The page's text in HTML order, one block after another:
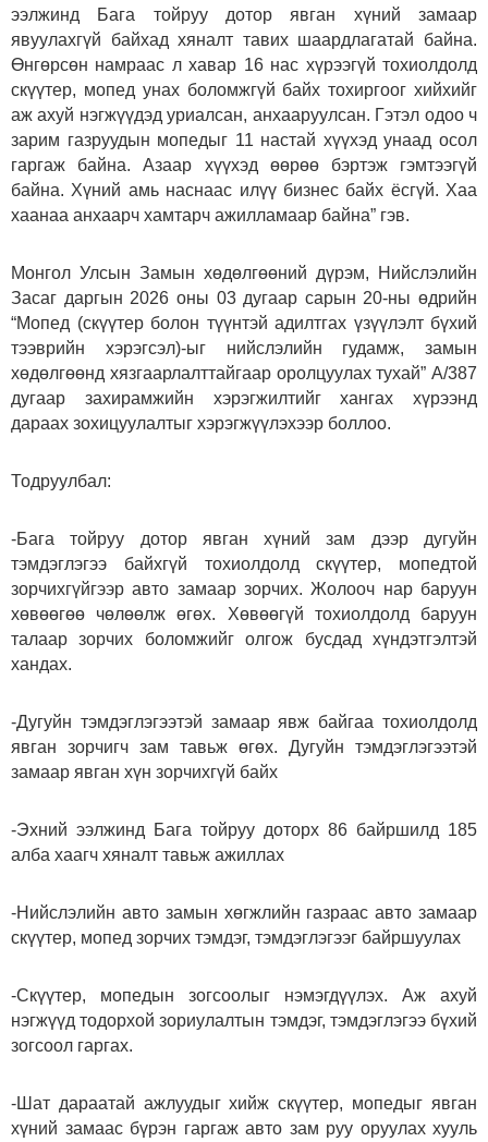
ээлжинд Бага тойруу дотор явган хүний замаар
явуулахгүй байхад хяналт тавих шаардлагатай байна.
Өнгөрсөн намраас л хавар 16 нас хүрээгүй тохиолдолд
скүүтер, мопед унах боломжгүй байх тохиргоог хийхийг
аж ахуй нэгжүүдэд уриалсан, анхааруулсан. Гэтэл одоо ч
зарим газруудын мопедыг 11 настай хүүхэд унаад осол
гаргаж байна. Азаар хүүхэд өөрөө бэртэж гэмтээгүй
байна. Хүний амь наснаас илүү бизнес байх ёсгүй. Хаа
хаанаа анхаарч хамтарч ажилламаар байна” гэв.
Монгол Улсын Замын хөдөлгөөний дүрэм, Нийслэлийн
Засаг даргын 2026 оны 03 дугаар сарын 20-ны өдрийн
“Мопед (скүүтер болон түүнтэй адилтгах үзүүлэлт бүхий
тээврийн хэрэгсэл)-ыг нийслэлийн гудамж, замын
хөдөлгөөнд хязгаарлалттайгаар оролцуулах тухай” А/387
дугаар захирамжийн хэрэгжилтийг хангах хүрээнд
дараах зохицуулалтыг хэрэгжүүлэхээр боллоо.
Тодруулбал:
-Бага тойруу дотор явган хүний зам дээр дугуйн
тэмдэглэгээ байхгүй тохиолдолд скүүтер, мопедтой
зорчихгүйгээр авто замаар зорчих. Жолооч нар баруун
хөвөөгөө чөлөөлж өгөх. Хөвөөгүй тохиолдолд баруун
талаар зорчих боломжийг олгож бусдад хүндэтгэлтэй
хандах.
-Дугуйн тэмдэглэгээтэй замаар явж байгаа тохиолдолд
явган зорчигч зам тавьж өгөх. Дугуйн тэмдэглэгээтэй
замаар явган хүн зорчихгүй байх
-Эхний ээлжинд Бага тойруу доторх 86 байршилд 185
алба хаагч хяналт тавьж ажиллах
-Нийслэлийн авто замын хөгжлийн газраас авто замаар
скүүтер, мопед зорчих тэмдэг, тэмдэглэгээг байршуулах
-Скүүтер, мопедын зогсоолыг нэмэгдүүлэх. Аж ахуй
нэгжүүд тодорхой зориулалтын тэмдэг, тэмдэглэгээ бүхий
зогсоол гаргах.
-Шат дараатай ажлуудыг хийж скүүтер, мопедыг явган
хүний замаас бүрэн гаргаж авто зам руу оруулах хууль